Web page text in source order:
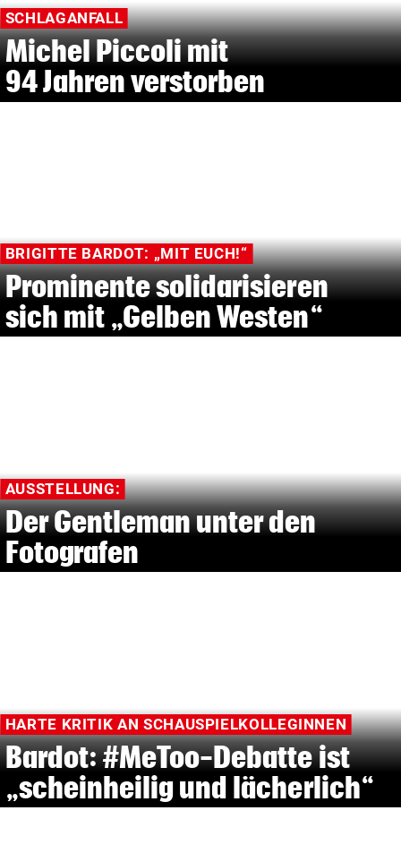
SCHLAGANFALL
Michel Piccoli mit
94 Jahren verstorben
BRIGITTE BARDOT: „MIT EUCH!“
Prominente solidarisieren
sich mit „Gelben Westen“
AUSSTELLUNG:
Der Gentleman unter den
Fotografen
HARTE KRITIK AN SCHAUSPIELKOLLEGINNEN
Bardot: #MeToo-Debatte ist
„scheinheilig und lächerlich“